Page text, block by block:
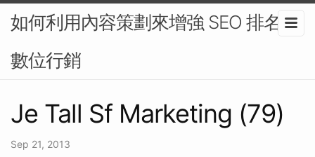
如何利用內容策劃來增強 SEO 排名-
數位行銷
Je Tall Sf Marketing (79)
Sep 21, 2013